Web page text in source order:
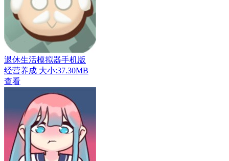
退休生活模拟器手机版
经营养成 大小:37.30MB
查看